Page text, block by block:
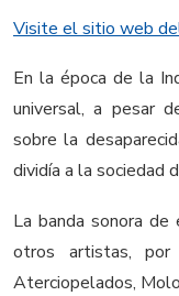
Visite el sitio web
En la época de la
universal, a pesar
sobre la
dividía a la sociedad
La banda sonora
otros artistas, por
Aterciopelados,